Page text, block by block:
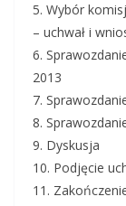
5. Wybór
– uchwał i
6.
2013
7.
8.
9. Dyskusja
10. Podjęcie
11.